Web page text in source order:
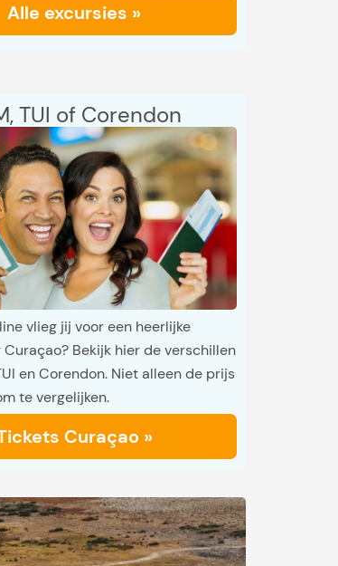
Alle excursies »
TUI of Corendon
vlieg jij voor een heerlijke
Bekijk hier de verschillen
en Corendon. Niet alleen de prijs
te vergelijken.
Curaçao »